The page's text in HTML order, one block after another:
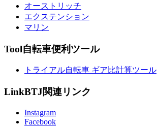
オーストリッチ
エクステンション
マリン
Tool自転車便利ツール
トライアル自転車 ギア比計算ツール
LinkBTJ関連リンク
Instagram
Facebook